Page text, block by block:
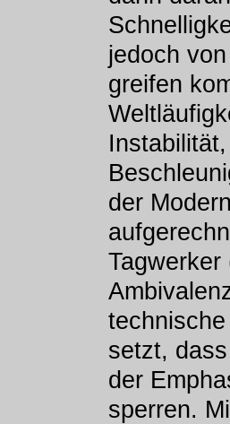
jedoch
greifen
der
setzt,
der
sperren.